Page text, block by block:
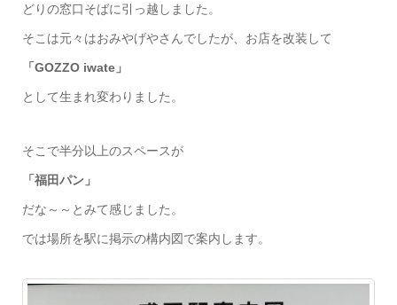
どりの窓口そばに引っ越しました。
そこは元々はおみやげやさんでしたが、お店を改装して
「GOZZO iwate」
として生まれ変わりました。
そこで半分以上のスペースが
「福田パン」
だな～～とみて感じました。
では場所を駅に掲示の構内図で案内します。